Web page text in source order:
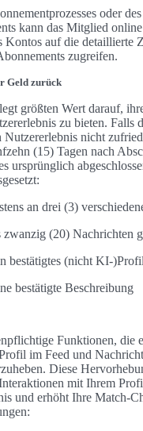
oder
kann das Mitglied
Kontos auf die detaillierte
zugreifen.
Geld zurück
größten Wert darauf,
zu bieten. Falls
Nutzererlebnis nicht
(15) Tagen nach
ursprünglich
an drei (3)
zwanzig (20) Nachrichten
bestätigtes (nicht KI-
bestätigte Beschreibung
Funktionen, die
im Feed und
Diese
mit Ihrem
und erhöht Ihre Match-